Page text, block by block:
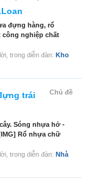
đựng hàng, rổ
công nghiệp chất
lời, trong diễn đàn: Kho
Chủ đề
trái
Sóng nhựa hở -
Rổ nhựa chữ
lời, trong diễn đàn: Nhà